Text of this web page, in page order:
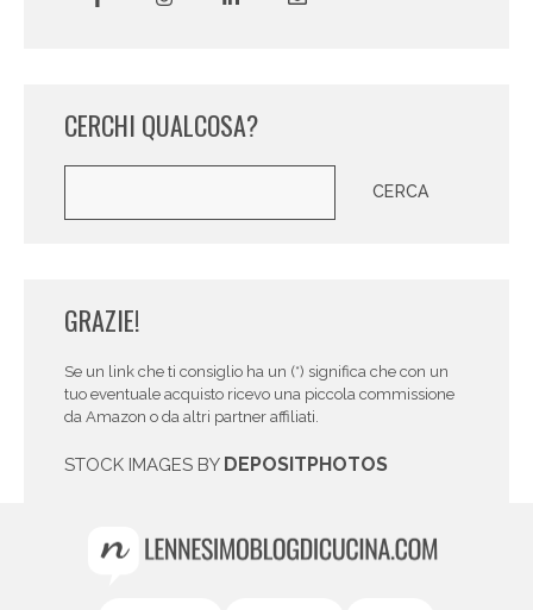
CERCHI QUALCOSA?
CERCA
GRAZIE!
Se un link che ti consiglio ha un (*) significa che con un
tuo eventuale acquisto ricevo una piccola commissione
da Amazon o da altri partner affiliati.
STOCK IMAGES BY DEPOSITPHOTOS